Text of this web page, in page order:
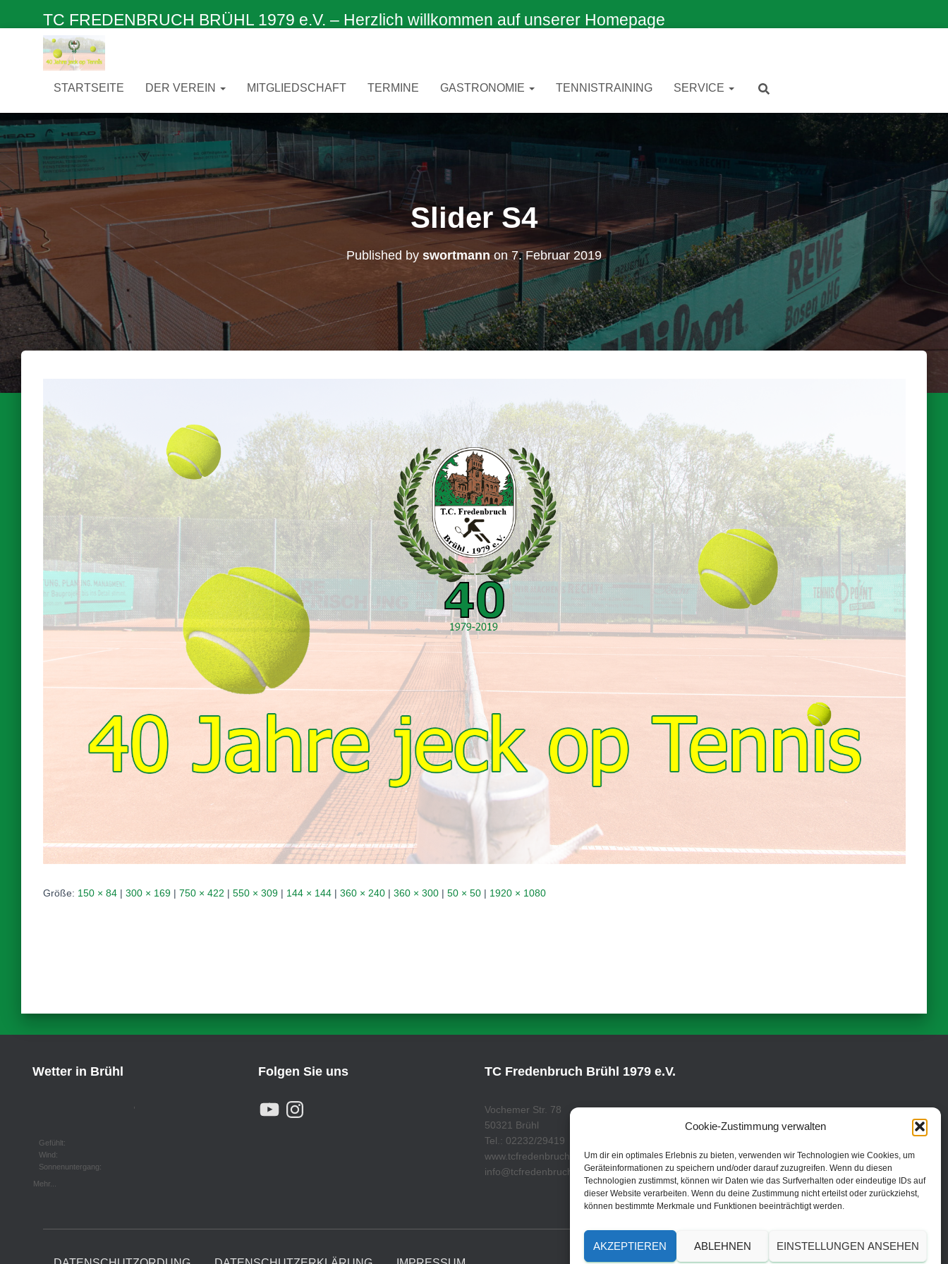
Cookie-Zustimmung verwalten
Um dir ein optimales Erlebnis zu bieten, verwenden wir Technologien wie Cookies, um
Geräteinformationen zu speichern und/oder darauf zuzugreifen. Wenn du diesen
Technologien zustimmst, können wir Daten wie das Surfverhalten oder eindeutige IDs auf
dieser Website verarbeiten. Wenn du deine Zustimmung nicht erteilst oder zurückziehst,
können bestimmte Merkmale und Funktionen beeinträchtigt werden.
AKZEPTIEREN ABLEHNEN EINSTELLUNGEN ANSEHEN
TC FREDENBRUCH BRÜHL 1979 e.V. – Herzlich willkommen auf unserer Homepage
STARTSEITE DER VEREIN MITGLIEDSCHAFT TERMINE GASTRONOMIE TENNISTRAINING SERVICE
Slider S4
Published by swortmannon 7. Februar 2019
Größe: 150 × 84 | 300 × 169 | 750 × 422 | 550 × 309 | 144 × 144 | 360 × 240 | 360 × 300 | 50 × 50 | 1920 × 1080
Wetter in Brühl
Gefühlt:
Wind:
Sonnenuntergang:
Mehr...
Folgen Sie uns
Y
O
N
TC Fredenbruch Brühl 1979 e.V.
Vochemer Str. 78
50321 Brühl
Tel.: 02232/29419
www.tcfredenbruch.de
info@tcfredenbruch.de